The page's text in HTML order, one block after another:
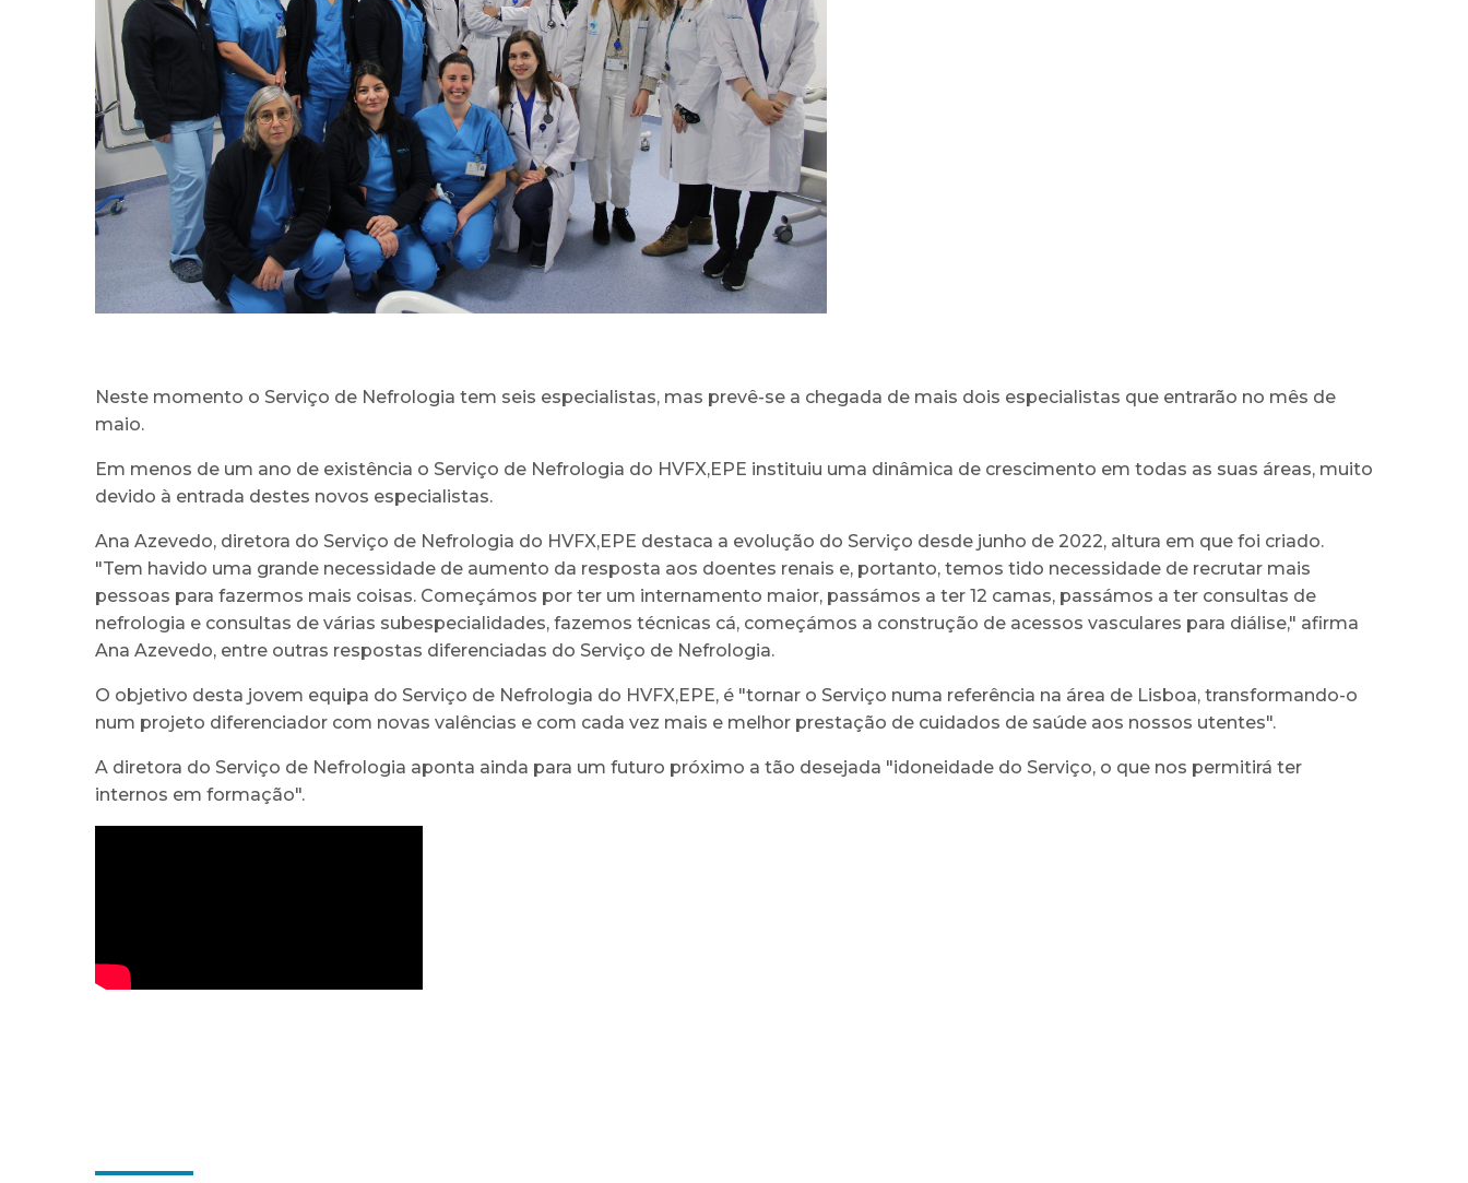
Neste momento o Serviço de Nefrologia tem seis especialistas, mas prevê-se a chegada de mais dois especialistas que entrarão no mês de
maio.
Em menos de um ano de existência o Serviço de Nefrologia do HVFX,EPE instituiu uma dinâmica de crescimento em todas as suas áreas, muito
devido à entrada destes novos especialistas.
Ana Azevedo, diretora do Serviço de Nefrologia do HVFX,EPE destaca a evolução do Serviço desde junho de 2022, altura em que foi criado.
"Tem havido uma grande necessidade de aumento da resposta aos doentes renais e, portanto, temos tido necessidade de recrutar mais
pessoas para fazermos mais coisas. Começámos por ter um internamento maior, passámos a ter 12 camas, passámos a ter consultas de
nefrologia e consultas de várias subespecialidades, fazemos técnicas cá, começámos a construção de acessos vasculares para diálise," afirma
Ana Azevedo, entre outras respostas diferenciadas do Serviço de Nefrologia.
O objetivo desta jovem equipa do Serviço de Nefrologia do HVFX,EPE, é "tornar o Serviço numa referência na área de Lisboa, transformando-o
num projeto diferenciador com novas valências e com cada vez mais e melhor prestação de cuidados de saúde aos nossos utentes".
A diretora do Serviço de Nefrologia aponta ainda para um futuro próximo a tão desejada "idoneidade do Serviço, o que nos permitirá ter
internos em formação".